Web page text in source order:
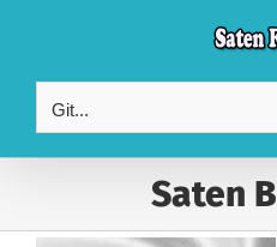
content
Git...
Saten